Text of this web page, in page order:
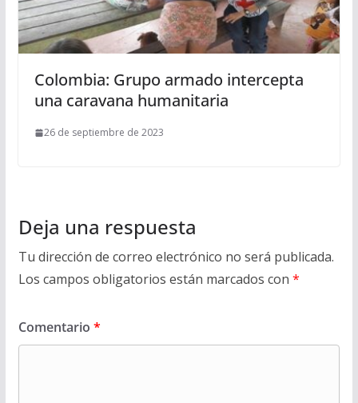
Colombia: Grupo armado intercepta
una caravana humanitaria
26 de septiembre de 2023
Deja una respuesta
Tu dirección de correo electrónico no será publicada.
Los campos obligatorios están marcados con *
Comentario *